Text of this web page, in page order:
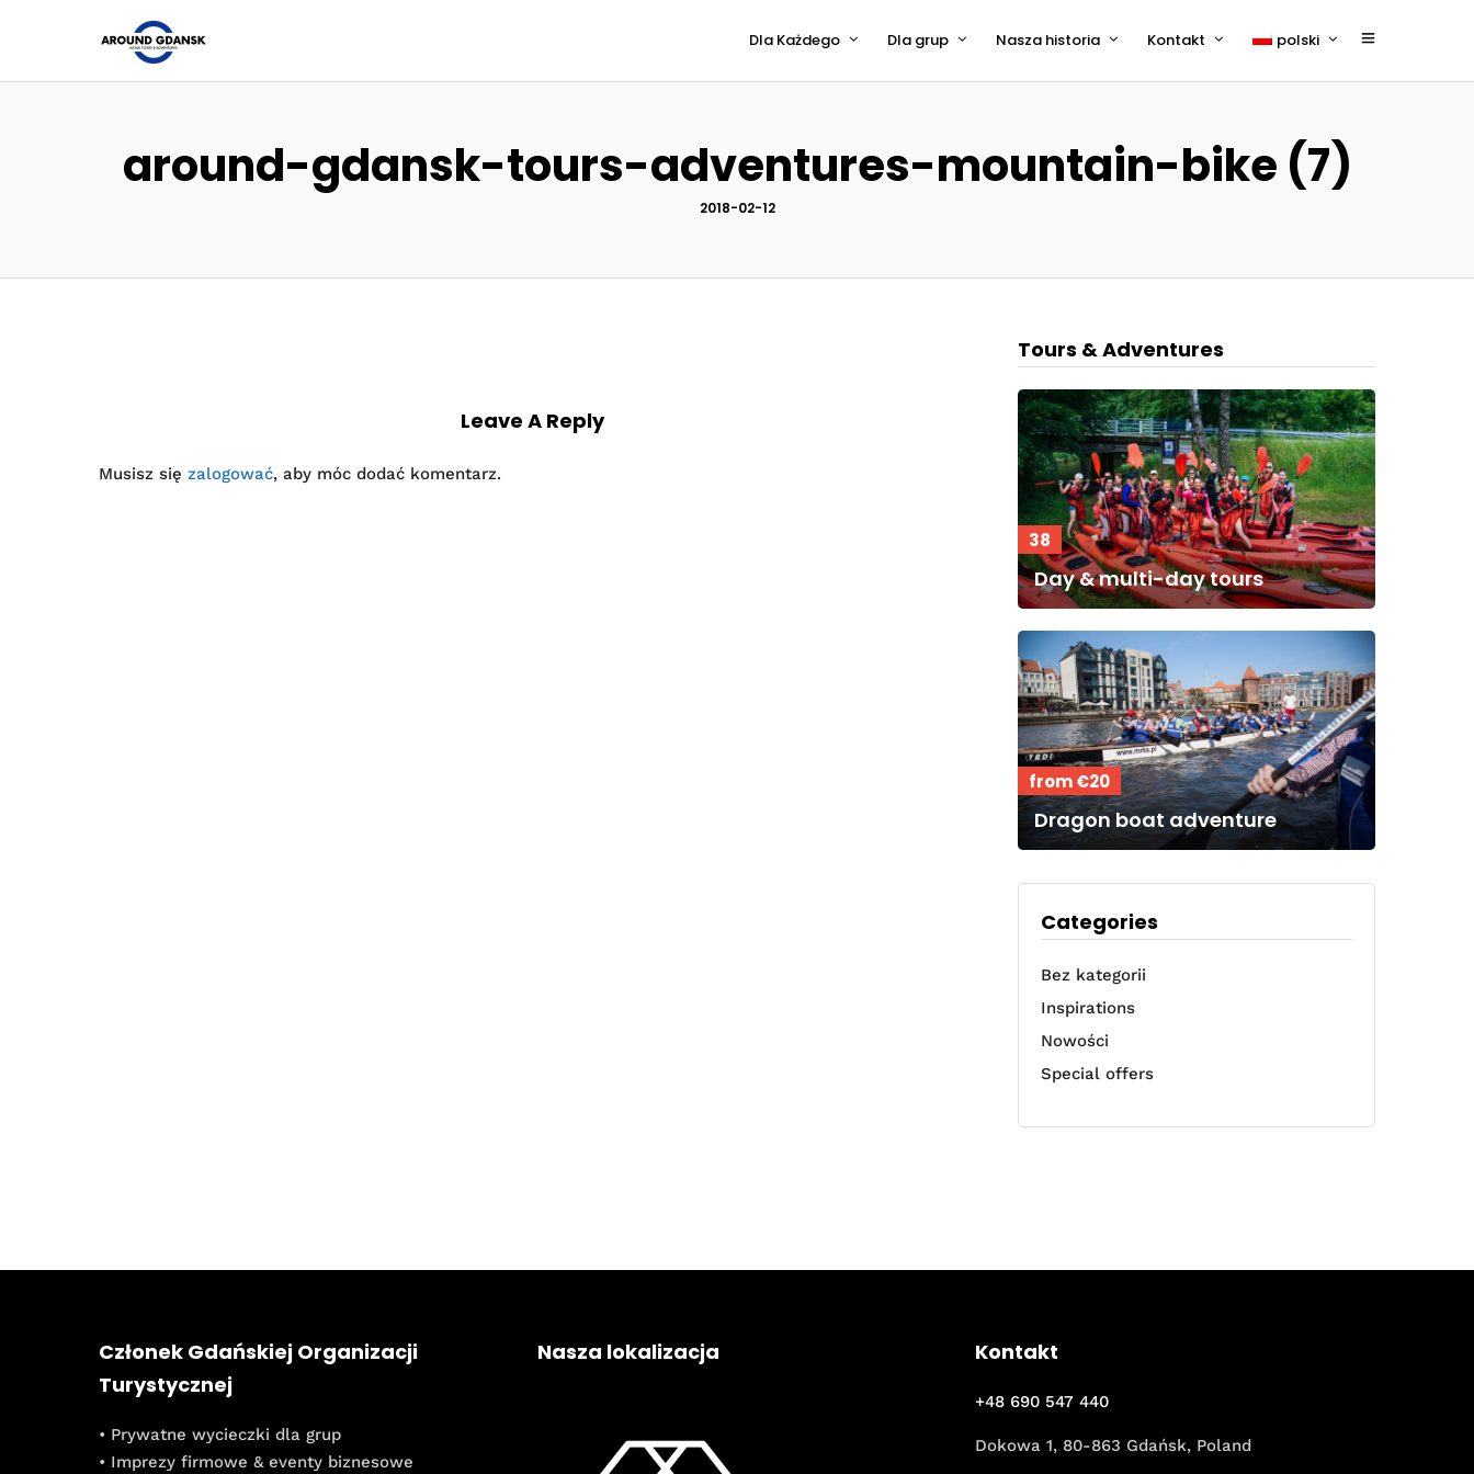
Dla Każdego Dla grup Nasza historia Kontakt polski
around-gdansk-tours-adventures-mountain-bike (7)
2018-02-12
Leave A Reply
Musisz się zalogować, aby móc dodać komentarz.
Tours & Adventures
38
Day & multi-day tours
from €20
Dragon boat adventure
Categories
Bez kategorii
Inspirations
Nowości
Special offers
Członek Gdańskiej Organizacji
Turystycznej
• Prywatne wycieczki dla grup
• Imprezy firmowe & eventy biznesowe
Nasza lokalizacja Kontakt
+48 690 547 440
Dokowa 1, 80-863 Gdańsk, Poland